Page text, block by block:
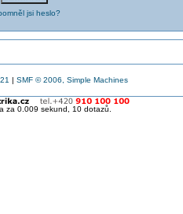
jsi heslo?
| SMF © 2006, Simple Machines
za 0.009 sekund, 10 dotazů.